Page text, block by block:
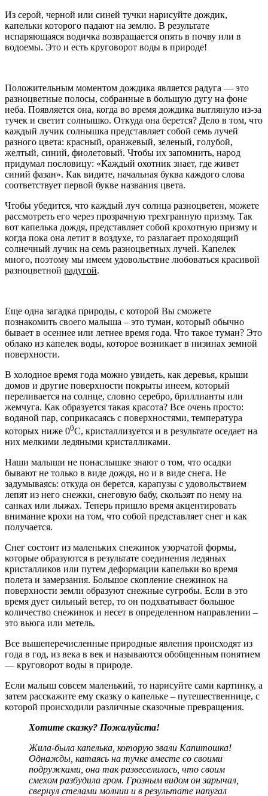
Из серой, черной или синей тучки нарисуйте дождик,
капельки которого падают на землю. В результате
испаряющаяся водичка возвращается опять в почву или в
водоемы. Это и есть круговорот воды в природе!
Положительным моментом дождика является радуга — это
разноцветные полосы, собранные в большую дугу на фоне
неба. Появляется она, когда во время дождика выглянуло из-за
тучек и светит солнышко. Откуда она берется? Дело в том, что
каждый лучик солнышка представляет собой семь лучей
разного цвета: красный, оранжевый, зеленый, голубой,
желтый, синий, фиолетовый. Чтобы их запомнить, народ
придумал пословицу: «Каждый охотник знает, где живет
синий фазан». Как видите, начальная буква каждого слова
соответствует первой букве названия цвета.
Чтобы убедится, что каждый луч солнца разноцветен, можете
рассмотреть его через прозрачную трехгранную призму. Так
вот капелька дождя, представляет собой крохотную призму и
когда пока она летит в воздухе, то разлагает проходящий
солнечный лучик на семь разноцветных лучей. Капелек
много, поэтому мы имеем удовольствие любоваться красивой
разноцветной радугой.
Еще одна загадка природы, с которой Вы сможете
познакомить своего малыша – это туман, который обычно
бывает в осеннее или летнее время года. Что такое туман? Это
облако из капелек воды, которое возникает в низинах земной
поверхности.
В холодное время года можно увидеть, как деревья, крыши
домов и другие поверхности покрыты инеем, который
переливается на солнце, словно серебро, бриллианты или
жемчуга. Как образуется такая красота? Все очень просто:
водяной пар, соприкасаясь с поверхностями, температура
которых ниже 00С, кристаллизуется и в результате оседает на
них мелкими ледяными кристалликами.
Наши малыши не понаслышке знают о том, что осадки
бывают не только в виде дождя, но и в виде снега. Не
задумываясь: откуда он берется, карапузы с удовольствием
лепят из него снежки, снеговую бабу, скользят по нему на
санках или лыжах. Теперь пришло время акцентировать
внимание крохи на том, что собой представляет снег и как
получается.
Снег состоит из маленьких снежинок узорчатой формы,
которые образуются в результате соединения ледяных
кристалликов или путем деформации капельки во время
полета и замерзания. Большое скопление снежинок на
поверхности земли образуют снежные сугробы. Если в это
время дует сильный ветер, то он подхватывает большое
количество снежинок и несет в определенном направлении –
это вьюга или метель.
Все вышеперечисленные природные явления происходят из
года в год, из века в век и называются обобщенным понятием
— круговорот воды в природе.
Если малыш совсем маленький, то нарисуйте сами картинку, а
затем расскажите ему сказку о капельке – путешественнице, с
которой происходили различные сказочные превращения.
Хотите сказку? Пожалуйста!
Жила-была капелька, которую звали Капитошка!
Однажды, катаясь на тучке вместе со своими
подружками, она так развеселилась, что своим
смехом разбудила гром. Грозным видом он зарычал,
свернул стелами молнии и в результате напугал